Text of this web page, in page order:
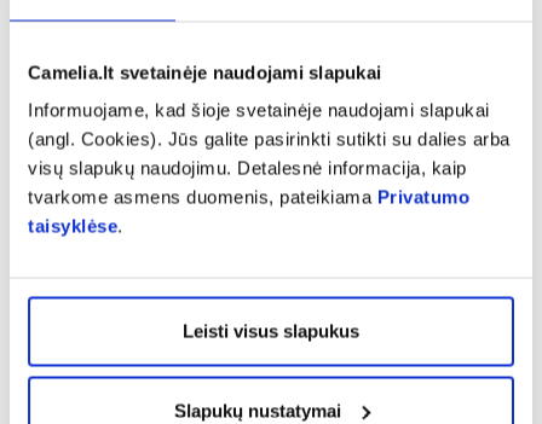
Camelia.lt svetainėje naudojami slapukai
Informuojame, kad šioje svetainėje naudojami slapukai
(angl. Cookies). Jūs galite pasirinkti sutikti su dalies arba
visų slapukų naudojimu. Detalesnė informacija, kaip
tvarkome asmens duomenis, pateikiama Privatumo
taisyklėse.
Leisti visus slapukus
Slapukų nustatymai
Pilvo skausmas
Pilvo pūtimas
Pykinimas (blogumas)
Viduriavimas.
Nedažni šalutinio poveikio reiškiniai (gali pasireikšti
rečiau kaip 1 iš 100 asmenų):
Skubus noras tuštintis
Išmatų nelaikymas.
Šalutinio poveikio reiškiniai, kurių dažnis
nežinomas (negali būti apskaičiuotas pagal